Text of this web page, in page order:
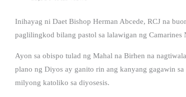
Inihayag ni Daet Bishop Herman Abcede, RCJ na
paglilingkod bilang pastol sa lalawigan ng Camarines
Ayon sa obispo tulad ng Mahal na Birhen na
plano ng Diyos ay ganito rin ang kanyang gagawin
milyong katoliko sa diyosesis.